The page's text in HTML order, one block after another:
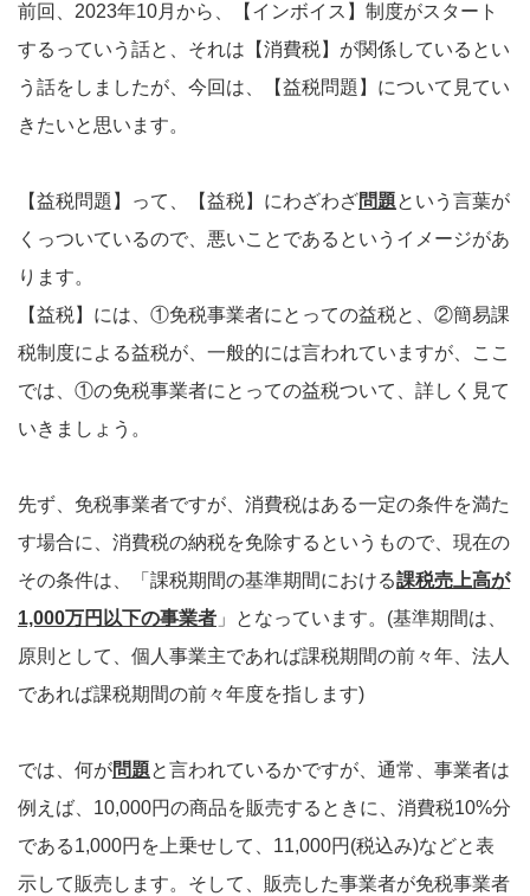
前回、2023年10月から、【インボイス】制度がスタート
するっていう話と、それは【消費税】が関係しているとい
う話をしましたが、今回は、【益税問題】について見てい
きたいと思います。
【益税問題】って、【益税】にわざわざ問題という言葉が
くっついているので、悪いことであるというイメージがあ
ります。
【益税】には、①免税事業者にとっての益税と、②簡易課
税制度による益税が、一般的には言われていますが、ここ
では、①の免税事業者にとっての益税ついて、詳しく見て
いきましょう。
先ず、免税事業者ですが、消費税はある一定の条件を満た
す場合に、消費税の納税を免除するというもので、現在の
その条件は、「課税期間の基準期間における課税売上高が
1,000万円以下の事業者 」となっています。(基準期間は、
原則として、個人事業主であれば課税期間の前々年、法人
であれば課税期間の前々年度を指します)
では、何が問題と言われているかですが、通常、事業者は
例えば、10,000円の商品を販売するときに、消費税10%分
である1,000円を上乗せして、11,000円(税込み)などと表
示して販売します。そして、販売した事業者が免税事業者